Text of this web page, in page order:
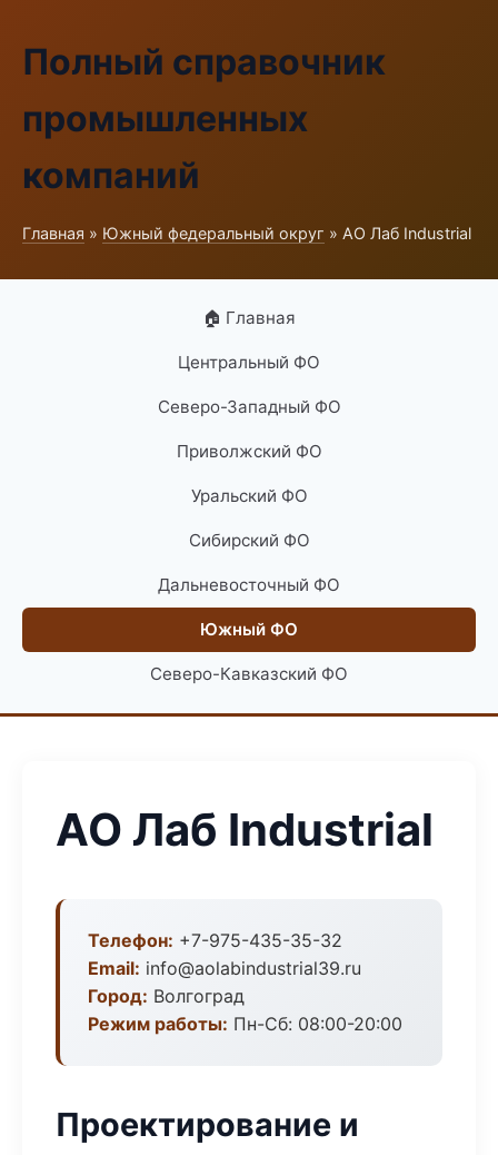
Полный справочник
промышленных
компаний
Главная » Южный федеральный округ » АО Лаб Industrial
🏠 Главная
Центральный ФО
Северо-Западный ФО
Приволжский ФО
Уральский ФО
Сибирский ФО
Дальневосточный ФО
Южный ФО
Северо-Кавказский ФО
АО Лаб Industrial
Телефон: +7-975-435-35-32
Email: info@aolabindustrial39.ru
Город: Волгоград
Режим работы: Пн-Сб: 08:00-20:00
Проектирование и